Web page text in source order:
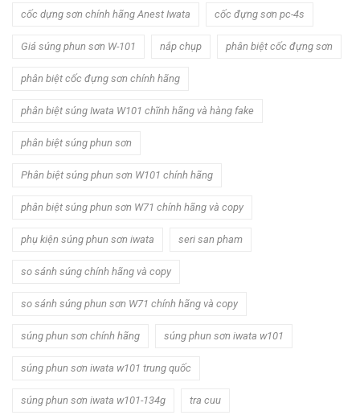
cốc dựng sơn chính hãng Anest Iwata cốc đựng sơn pc-4s
Giá súng phun sơn W-101 nắp chụp phân biệt cốc đựng sơn
phân biệt cốc đựng sơn chính hãng
phân biệt súng Iwata W101 chĩnh hãng và hàng fake
phân biệt súng phun sơn
Phân biệt súng phun sơn W101 chính hãng
phân biệt súng phun sơn W71 chính hãng và copy
phụ kiện súng phun sơn iwata seri san pham
so sánh súng chính hãng và copy
so sánh súng phun sơn W71 chính hãng và copy
súng phun sơn chính hãng súng phun sơn iwata w101
súng phun sơn iwata w101 trung quốc
súng phun sơn iwata w101-134g tra cuu